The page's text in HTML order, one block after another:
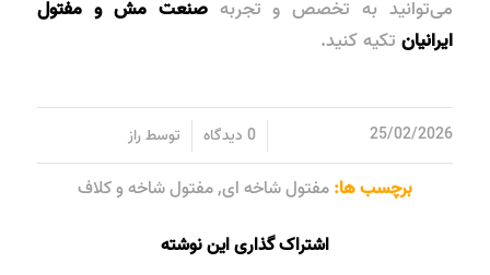
می‌توانید به تخصص و تجربهصنعت مش و مفتول
ایرانیانتکیه کنید.
25/02/2026 0 دیدگاه توسطراز
برچسب ها: مفتول شاخه ای,مفتول شاخه و کلاف
اشتراک گذاری این نوشته